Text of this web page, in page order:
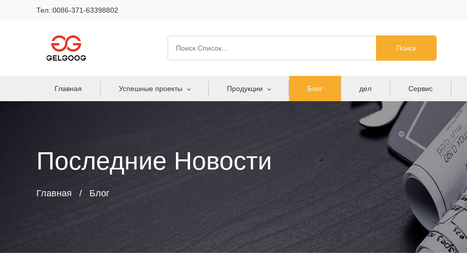
Тел.:0086-371-63398802
Поиск
Главная Успешные проекты Продукции Блог дел Сервис
Последние Новости
Главная Блог